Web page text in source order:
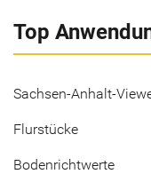
Top
Sachsen-Anhalt-
Flurstücke
Bodenrichtwerte